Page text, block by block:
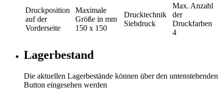
Druckposition
auf der
Vorderseite
Maximale
Größe in mm
150 x 150
Drucktechnik
Siebdruck
Max. Anzahl
der
Druckfarben
4
Lagerbestand
Die aktuellen Lagerbestände können über den untenstehenden
Button eingesehen werden